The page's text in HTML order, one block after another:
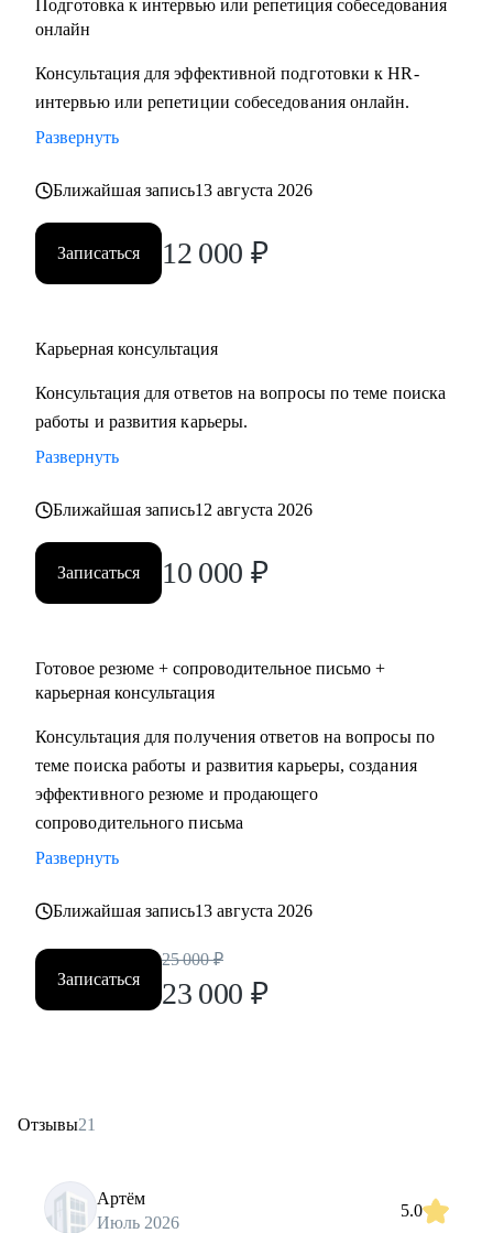
Подготовка к интервью или репетиция собеседования
онлайн
Консультация для эффективной подготовки к HR-
интервью или репетиции собеседования онлайн.
Развернуть
Ближайшая запись13 августа 2026
Записаться 12 000 ₽
Карьерная консультация
Консультация для ответов на вопросы по теме поиска
работы и развития карьеры.
Развернуть
Ближайшая запись12 августа 2026
Записаться 10 000 ₽
Готовое резюме + сопроводительное письмо +
карьерная консультация
Консультация для получения ответов на вопросы по
теме поиска работы и развития карьеры, создания
эффективного резюме и продающего
сопроводительного письма
Развернуть
Ближайшая запись13 августа 2026
Записаться
25 000 ₽
23 000 ₽
Отзывы21
Артём
Июль 2026
5.0